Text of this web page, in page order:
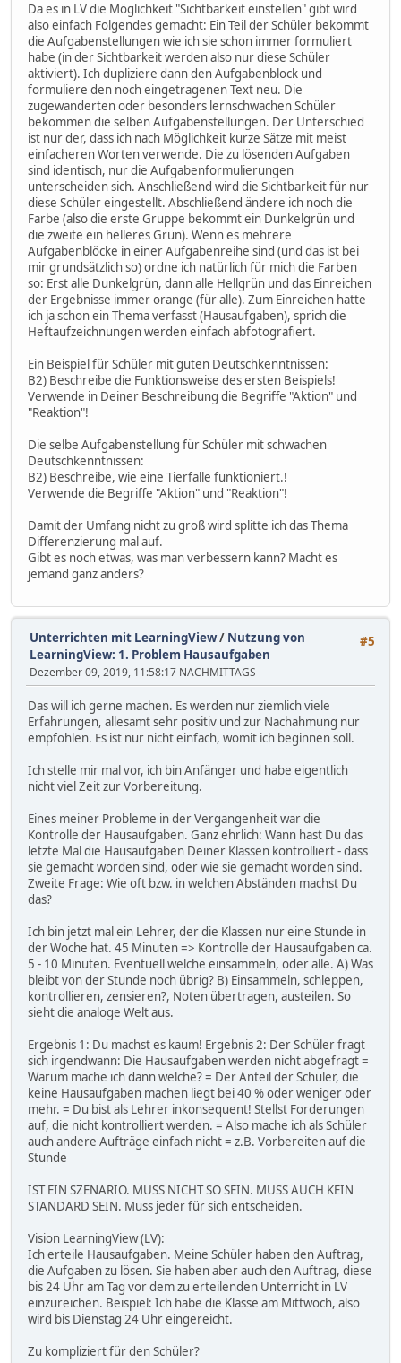
Da es in LV die Möglichkeit "Sichtbarkeit einstellen" gibt wird
also einfach Folgendes gemacht: Ein Teil der Schüler bekommt
die Aufgabenstellungen wie ich sie schon immer formuliert
habe (in der Sichtbarkeit werden also nur diese Schüler
aktiviert). Ich dupliziere dann den Aufgabenblock und
formuliere den noch eingetragenen Text neu. Die
zugewanderten oder besonders lernschwachen Schüler
bekommen die selben Aufgabenstellungen. Der Unterschied
ist nur der, dass ich nach Möglichkeit kurze Sätze mit meist
einfacheren Worten verwende. Die zu lösenden Aufgaben
sind identisch, nur die Aufgabenformulierungen
unterscheiden sich. Anschließend wird die Sichtbarkeit für nur
diese Schüler eingestellt. Abschließend ändere ich noch die
Farbe (also die erste Gruppe bekommt ein Dunkelgrün und
die zweite ein helleres Grün). Wenn es mehrere
Aufgabenblöcke in einer Aufgabenreihe sind (und das ist bei
mir grundsätzlich so) ordne ich natürlich für mich die Farben
so: Erst alle Dunkelgrün, dann alle Hellgrün und das Einreichen
der Ergebnisse immer orange (für alle). Zum Einreichen hatte
ich ja schon ein Thema verfasst (Hausaufgaben), sprich die
Heftaufzeichnungen werden einfach abfotografiert.
Ein Beispiel für Schüler mit guten Deutschkenntnissen:
B2) Beschreibe die Funktionsweise des ersten Beispiels!
Verwende in Deiner Beschreibung die Begriffe "Aktion" und
"Reaktion"!
Die selbe Aufgabenstellung für Schüler mit schwachen
Deutschkenntnissen:
B2) Beschreibe, wie eine Tierfalle funktioniert.!
Verwende die Begriffe "Aktion" und "Reaktion"!
Damit der Umfang nicht zu groß wird splitte ich das Thema
Differenzierung mal auf.
Gibt es noch etwas, was man verbessern kann? Macht es
jemand ganz anders?
#5
Unterrichten mit LearningView/ Nutzung von
LearningView: 1. Problem Hausaufgaben
Dezember 09, 2019, 11:58:17 NACHMITTAGS
Das will ich gerne machen. Es werden nur ziemlich viele
Erfahrungen, allesamt sehr positiv und zur Nachahmung nur
empfohlen. Es ist nur nicht einfach, womit ich beginnen soll.
Ich stelle mir mal vor, ich bin Anfänger und habe eigentlich
nicht viel Zeit zur Vorbereitung.
Eines meiner Probleme in der Vergangenheit war die
Kontrolle der Hausaufgaben. Ganz ehrlich: Wann hast Du das
letzte Mal die Hausaufgaben Deiner Klassen kontrolliert - dass
sie gemacht worden sind, oder wie sie gemacht worden sind.
Zweite Frage: Wie oft bzw. in welchen Abständen machst Du
das?
Ich bin jetzt mal ein Lehrer, der die Klassen nur eine Stunde in
der Woche hat. 45 Minuten => Kontrolle der Hausaufgaben ca.
5 - 10 Minuten. Eventuell welche einsammeln, oder alle. A) Was
bleibt von der Stunde noch übrig? B) Einsammeln, schleppen,
kontrollieren, zensieren?, Noten übertragen, austeilen. So
sieht die analoge Welt aus.
Ergebnis 1: Du machst es kaum! Ergebnis 2: Der Schüler fragt
sich irgendwann: Die Hausaufgaben werden nicht abgefragt =
Warum mache ich dann welche? = Der Anteil der Schüler, die
keine Hausaufgaben machen liegt bei 40 % oder weniger oder
mehr. = Du bist als Lehrer inkonsequent! Stellst Forderungen
auf, die nicht kontrolliert werden. = Also mache ich als Schüler
auch andere Aufträge einfach nicht = z.B. Vorbereiten auf die
Stunde
IST EIN SZENARIO. MUSS NICHT SO SEIN. MUSS AUCH KEIN
STANDARD SEIN. Muss jeder für sich entscheiden.
Vision LearningView (LV):
Ich erteile Hausaufgaben. Meine Schüler haben den Auftrag,
die Aufgaben zu lösen. Sie haben aber auch den Auftrag, diese
bis 24 Uhr am Tag vor dem zu erteilenden Unterricht in LV
einzureichen. Beispiel: Ich habe die Klasse am Mittwoch, also
wird bis Dienstag 24 Uhr eingereicht.
Zu kompliziert für den Schüler?